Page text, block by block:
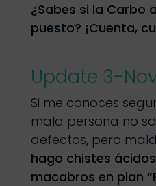
¿Sabes si la Carbo
puesto? ¡Cuenta,
Update 3-
Si me conoces
mala persona no
defectos, pero
hago chistes
macabros en plan